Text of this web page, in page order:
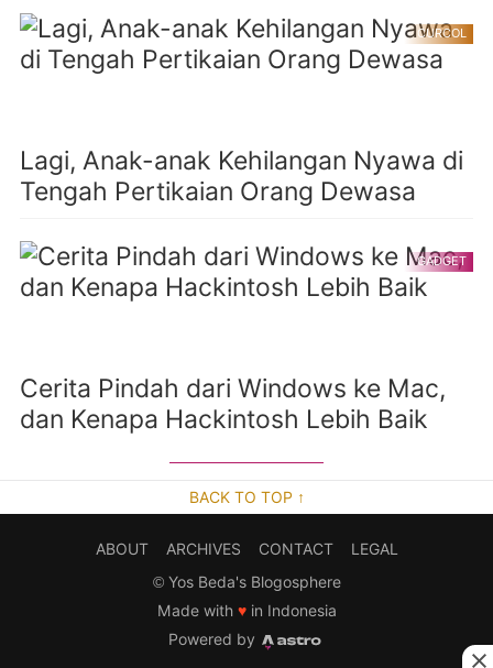
CURCOL
Lagi, Anak-anak Kehilangan Nyawa di
Tengah Pertikaian Orang Dewasa
GADGET
Cerita Pindah dari Windows ke Mac,
dan Kenapa Hackintosh Lebih Baik
BACK TO TOP ↑
ABOUT ARCHIVES CONTACT
LEGAL
© Yos Beda's Blogosphere
Made with ♥in Indonesia
Powered by